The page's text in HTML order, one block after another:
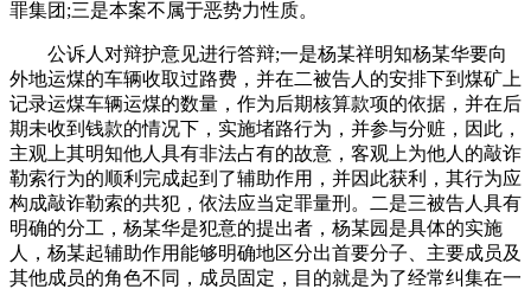
罪集团;三是本案不属于恶势力性质。
公诉人对辩护意见进行答辩;一是杨某祥明知杨某华要向
外地运煤的车辆收取过路费，并在二被告人的安排下到煤矿上
记录运煤车辆运煤的数量，作为后期核算款项的依据，并在后
期未收到钱款的情况下，实施堵路行为，并参与分赃，因此，
主观上其明知他人具有非法占有的故意，客观上为他人的敲诈
勒索行为的顺利完成起到了辅助作用，并因此获利，其行为应
构成敲诈勒索的共犯，依法应当定罪量刑。二是三被告人具有
明确的分工，杨某华是犯意的提出者，杨某园是具体的实施
人，杨某起辅助作用能够明确地区分出首要分子、主要成员及
其他成员的角色不同，成员固定，目的就是为了经常纠集在一